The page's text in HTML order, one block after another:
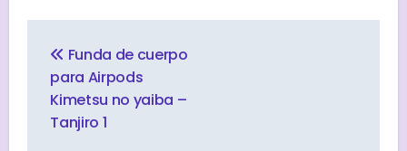
de
entradas
Funda de cuerpo
para Airpods
Kimetsu no yaiba –
Tanjiro 1